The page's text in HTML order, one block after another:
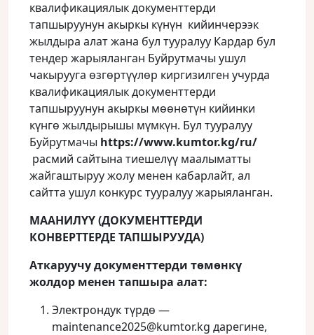
квалификациялык документтерди
тапшыруунун акыркы күнүн кийинчерээк
жылдыра алат жана бул тууралуу Кардар бул
тендер жарыяланган Буйрутмачы ушул
чакырууга өзгөртүүлөр киргизилген учурда
квалификациялык документтерди
тапшыруунун акыркы мөөнөтүн кийинки
күнгө жылдырышы мүмкүн. Бул тууралуу
Буйрутмачы https://www.kumtor.kg/ru/
расмий сайтына тиешелүү маалыматты
жайгаштыруу жолу менен кабарлайт, ал
сайтта ушул конкурс тууралуу жарыяланган.
МААНИЛҮҮ (ДОКУМЕНТТЕРДИ
КОНВЕРТТЕРДЕ ТАПШЫРУУДА)
Аткаруучу документтерди төмөнкү
жолдор менен тапшыра алат:
Электрондук түрдө —
maintenance2025@kumtor.kg дарегине,